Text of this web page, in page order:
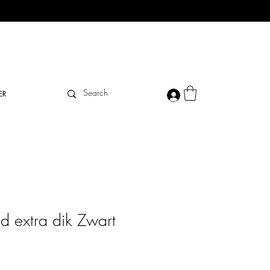
extra dik Zwart